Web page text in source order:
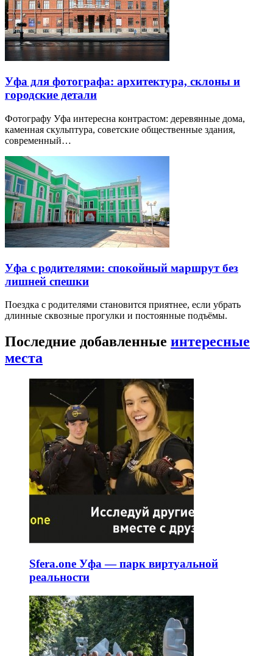
Уфа для фотографа: архитектура, склоны и
городские детали
Фотографу Уфа интересна контрастом: деревянные дома,
каменная скульптура, советские общественные здания,
современный…
Уфа с родителями: спокойный маршрут без
лишней спешки
Поездка с родителями становится приятнее, если убрать
длинные сквозные прогулки и постоянные подъёмы.
Последние добавленные интересные
места
Sfera.one Уфа — парк виртуальной
реальности